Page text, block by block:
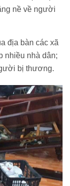
nề về người
địa bàn các xã
nhiều nhà dân;
bị thương.